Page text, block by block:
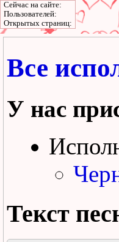
Все
У нас
Текст
Сейчас на сайте:
Пользователей:
Открытых страниц: